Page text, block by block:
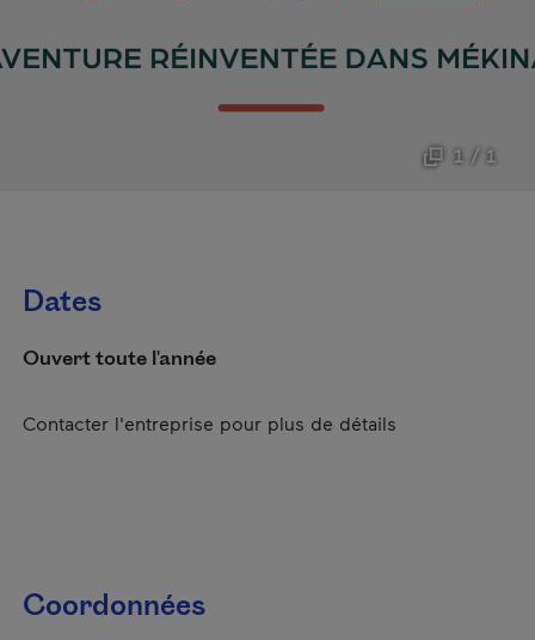
1 / 1
Dates
Ouvert toute l'année
Contacter l'entreprise pour plus de détails
Coordonnées